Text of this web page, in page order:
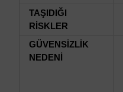
TAŞIDIĞI
RİSKLER
GÜVENSİZLİK
NEDENİ